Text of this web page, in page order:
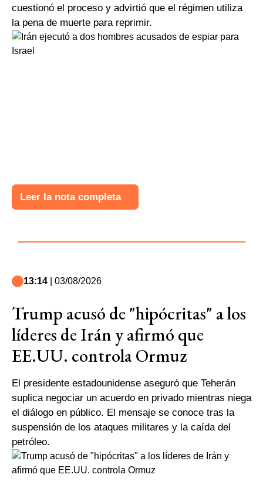
cuestionó el proceso y advirtió que el régimen utiliza
la pena de muerte para reprimir.
Leer la nota completa
13:14 | 03/08/2026
Trump acusó de "hipócritas" a los
líderes de Irán y afirmó que
EE.UU. controla Ormuz
El presidente estadounidense aseguró que Teherán
suplica negociar un acuerdo en privado mientras niega
el diálogo en público. El mensaje se conoce tras la
suspensión de los ataques militares y la caída del
petróleo.